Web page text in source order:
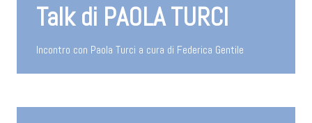
Talk di PAOLA TURCI
Incontro con Paola Turci a cura di Federica Gentile